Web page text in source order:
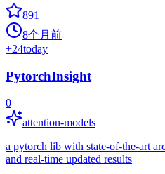
891
8个月前
+24today
PytorchInsight
0
attention-models
a pytorch lib with state-of-the-art
and real-time updated results